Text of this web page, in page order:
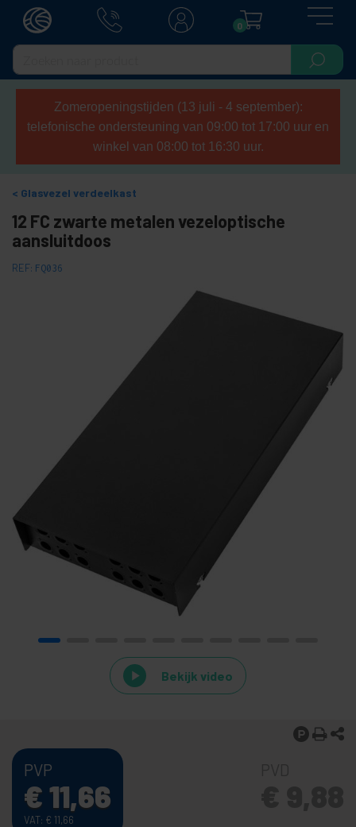
0
Zomeropeningstijden (13 juli - 4 september):
telefonische ondersteuning van 09:00 tot 17:00 uur en
winkel van 08:00 tot 16:30 uur.
Glasvezel verdeelkast
12 FC zwarte metalen vezeloptische
aansluitdoos
REF: FQ036
Bekijk video
PVP
€11,66
VAT: € 11,66